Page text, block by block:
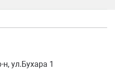
ул.Бухара 1